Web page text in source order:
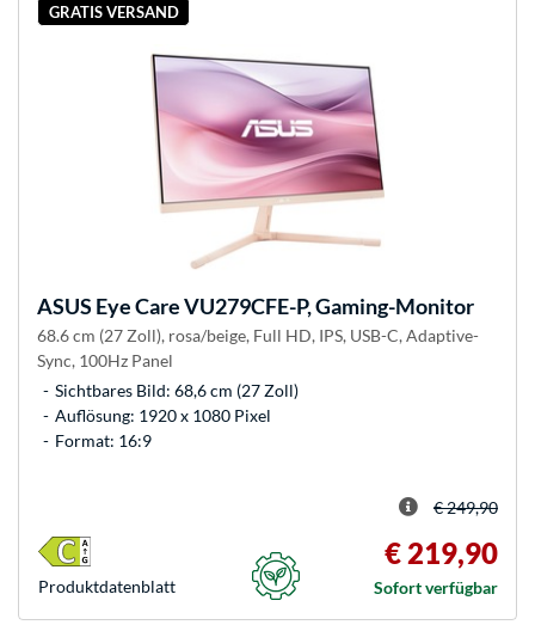
GRATIS VERSAND
ASUS Eye Care VU279CFE-P, Gaming-Monitor
68.6 cm (27 Zoll), rosa/beige, Full HD, IPS, USB-C, Adaptive-
Sync, 100Hz Panel
Sichtbares Bild: 68,6 cm (27 Zoll)
Auflösung: 1920 x 1080 Pixel
Format: 16:9
€ 249,90
€ 219,90
Sofort verfügbar
Produkt­datenblatt